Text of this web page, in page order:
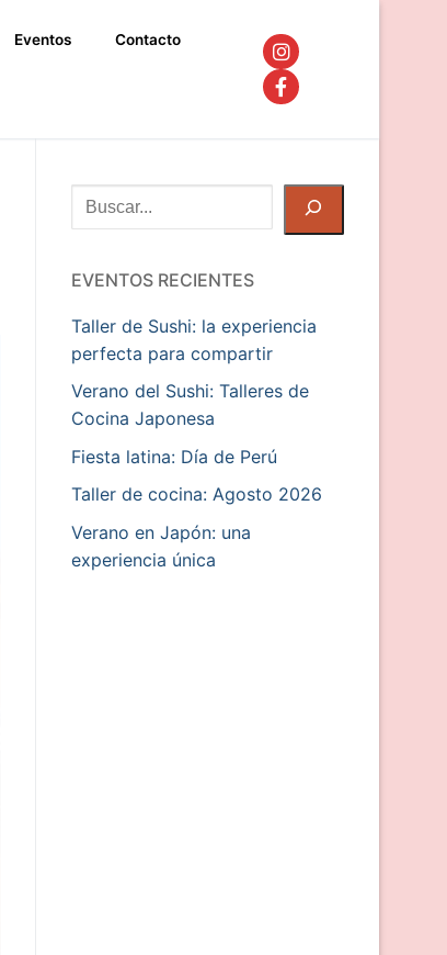
Eventos Contacto
Buscar
EVENTOS RECIENTES
Taller de Sushi: la experiencia
perfecta para compartir
Verano del Sushi: Talleres de
Cocina Japonesa
Fiesta latina: Día de Perú
Taller de cocina: Agosto 2026
Verano en Japón: una
experiencia única